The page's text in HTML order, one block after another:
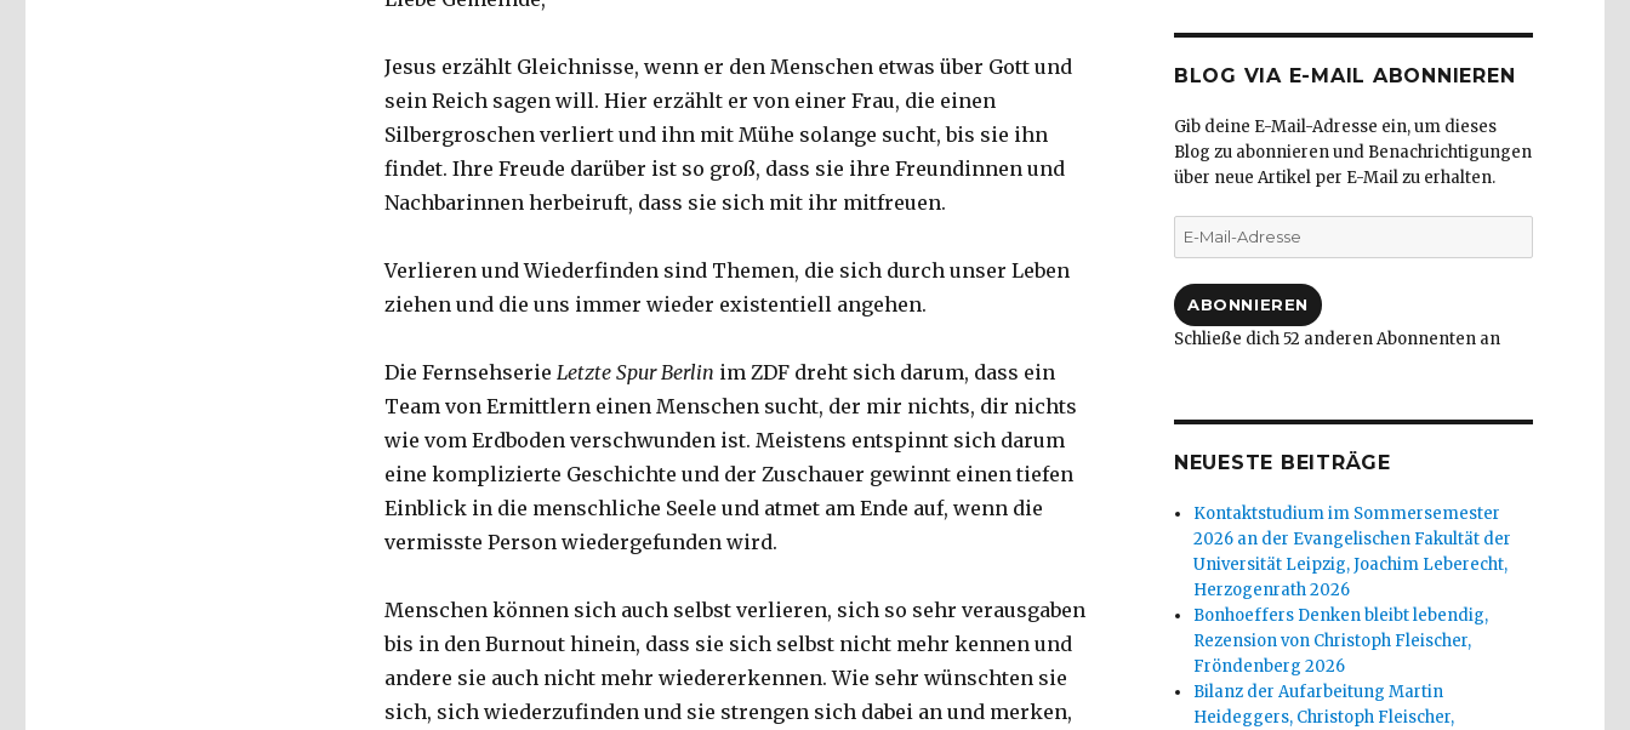
Jesus erzählt Gleichnisse, wenn er den Menschen etwas über Gott und
sein Reich sagen will. Hier erzählt er von einer Frau, die einen
Silbergroschen verliert und ihn mit Mühe solange sucht, bis sie ihn
findet. Ihre Freude darüber ist so groß, dass sie ihre Freundinnen und
Nachbarinnen herbeiruft, dass sie sich mit ihr mitfreuen.
Verlieren und Wiederfinden sind Themen, die sich durch unser Leben
ziehen und die uns immer wieder existentiell angehen.
Die Fernsehserie Letzte Spur Berlin im ZDF dreht sich darum, dass ein
Team von Ermittlern einen Menschen sucht, der mir nichts, dir nichts
wie vom Erdboden verschwunden ist. Meistens entspinnt sich darum
eine komplizierte Geschichte und der Zuschauer gewinnt einen tiefen
Einblick in die menschliche Seele und atmet am Ende auf, wenn die
vermisste Person wiedergefunden wird.
Menschen können sich auch selbst verlieren, sich so sehr verausgaben
bis in den Burnout hinein, dass sie sich selbst nicht mehr kennen und
andere sie auch nicht mehr wiedererkennen. Wie sehr wünschten sie
sich, sich wiederzufinden und sie strengen sich dabei an und merken,
BLOG VIA E-MAIL ABONNIEREN
Gib deine E-Mail-Adresse ein, um dieses
Blog zu abonnieren und Benachrichtigungen
über neue Artikel per E-Mail zu erhalten.
E-
Mail-
ABONNIEREN
Schließe dich 52 anderen Abonnenten an
NEUESTE BEITRÄGE
Kontaktstudium im Sommersemester
2026 an der Evangelischen Fakultät der
Universität Leipzig, Joachim Leberecht,
Herzogenrath 2026
Bonhoeffers Denken bleibt lebendig,
Rezension von Christoph Fleischer,
Fröndenberg 2026
Bilanz der Aufarbeitung Martin
Heideggers, Christoph Fleischer,